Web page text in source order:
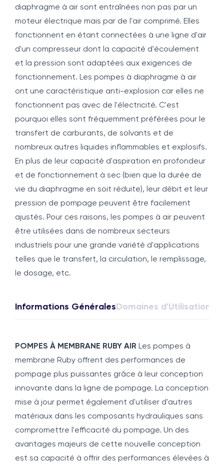
diaphragme à air sont entraînées non pas par un
moteur électrique mais par de l'air comprimé. Elles
fonctionnent en étant connectées à une ligne d'air
d'un compresseur dont la capacité d'écoulement
et la pression sont adaptées aux exigences de
fonctionnement. Les pompes à diaphragme à air
ont une caractéristique anti-explosion car elles ne
fonctionnent pas avec de l'électricité. C'est
pourquoi elles sont fréquemment préférées pour le
transfert de carburants, de solvants et de
nombreux autres liquides inflammables et explosifs.
En plus de leur capacité d'aspiration en profondeur
et de fonctionnement à sec (bien que la durée de
vie du diaphragme en soit réduite), leur débit et leur
pression de pompage peuvent être facilement
ajustés. Pour ces raisons, les pompes à air peuvent
être utilisées dans de nombreux secteurs
industriels pour une grande variété d'applications
telles que le transfert, la circulation, le remplissage,
le dosage, etc.
Informations Générales Domaines d'Utilisation
POMPES À MEMBRANE RUBY AIR Les pompes à
membrane Ruby offrent des performances de
pompage plus puissantes grâce à leur conception
innovante dans la ligne de pompage. La conception
mise à jour permet également d'utiliser d'autres
matériaux dans les composants hydrauliques sans
compromettre l'efficacité du pompage. Un des
avantages majeurs de cette nouvelle conception
est sa capacité à offrir des performances élevées à